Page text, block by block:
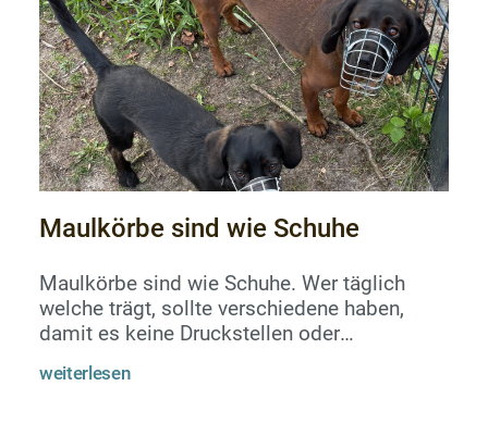
Maulkörbe sind wie Schuhe
Maulkörbe sind wie Schuhe. Wer täglich
welche trägt, sollte verschiedene haben,
damit es keine Druckstellen oder
kosten, genau wie gute Schuhe, mehr Geld,
weiterlesen